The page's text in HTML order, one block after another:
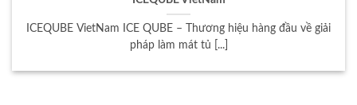
ICEQUBE VietNam ICE QUBE – Thương hiệu hàng đầu về giải
pháp làm mát tủ [...]